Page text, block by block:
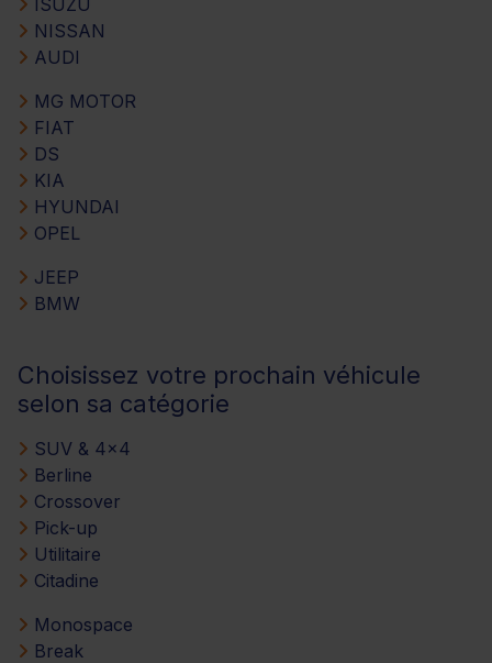
NISSAN
AUDI
MG MOTOR
FIAT
DS
KIA
HYUNDAI
OPEL
JEEP
BMW
Choisissez votre prochain véhicule
selon sa catégorie
SUV & 4x4
Berline
Crossover
Pick-up
Utilitaire
Citadine
Monospace
Break